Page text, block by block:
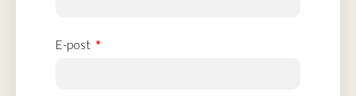
E-post